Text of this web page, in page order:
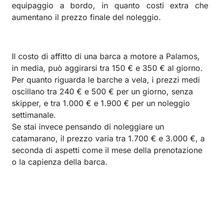
equipaggio a bordo, in quanto costi extra che
aumentano il prezzo finale del noleggio.
Il costo di affitto di una barca a motore a Palamos,
in media, può aggirarsi tra 150 € e 350 € al giorno.
Per quanto riguarda le barche a vela, i prezzi medi
oscillano tra 240 € e 500 € per un giorno, senza
skipper, e tra 1.000 € e 1.900 € per un noleggio
settimanale.
Se stai invece pensando di noleggiare un
catamarano, il prezzo varia tra 1.700 € e 3.000 €, a
seconda di aspetti come il mese della prenotazione
o la capienza della barca.